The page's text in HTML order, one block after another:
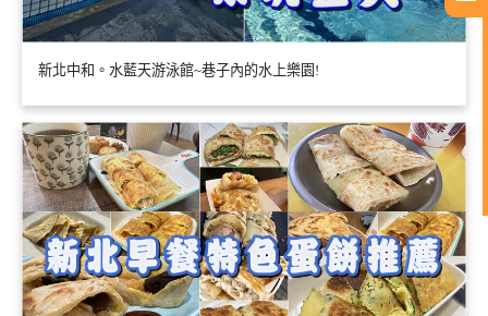
新北中和。水藍天游泳館~巷子內的水上樂園!